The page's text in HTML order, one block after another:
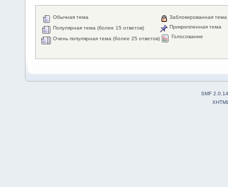
Обычная тема
Популярная тема (более 15 ответов)
Очень популярная тема (более 25 ответов)
Заблокированная тема
Прикрепленная тема
Голосование
SMF 2.0.14